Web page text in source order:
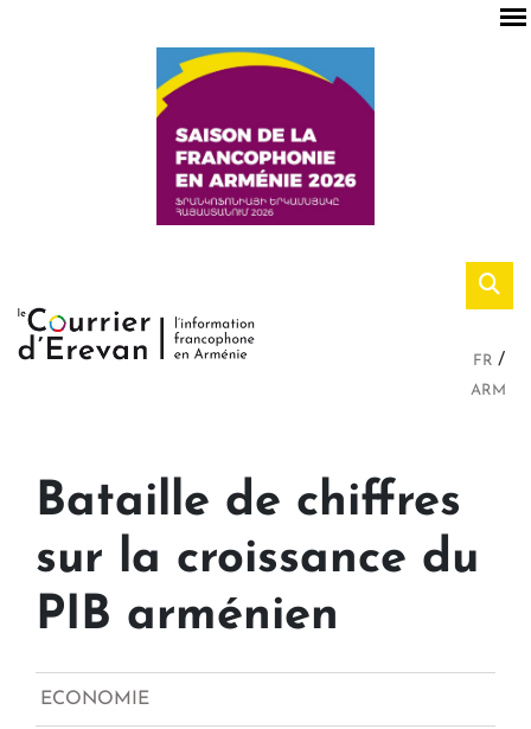
FR
ARM
Bataille de chiffres
sur la croissance du
PIB arménien
ECONOMIE